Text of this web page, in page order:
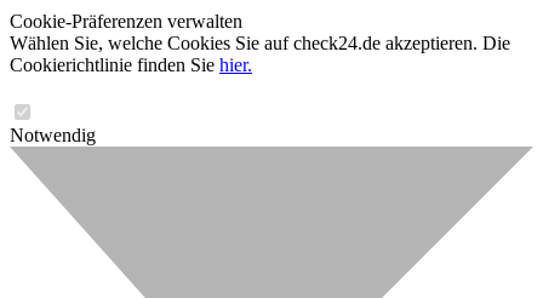
Cookie-Präferenzen verwalten
Wählen Sie, welche Cookies Sie auf check24.de akzeptieren. Die
Cookierichtlinie finden Sie hier.
Notwendig